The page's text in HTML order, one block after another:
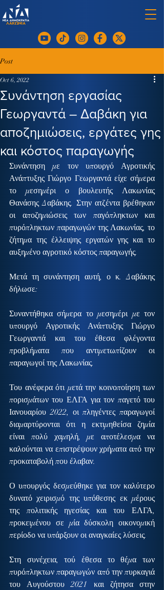
Post
Συνάντηση εργασίας
Γεωργαντά – Δαβάκη για
αποζημιώσεις, εργάτες γης
και κόστος παραγωγής
Oct 6, 2022
Συνάντηση με τον υπουργό Αγροτικής
Ανάπτυξης Γιώργο Γεωργαντά είχε σήμερα
το μεσημέρι ο βουλευτής Λακωνίας
Θανάσης Δαβάκης. Στην ατζέντα βρέθηκαν
οι αποζημιώσεις των παγόπληκτων και
πυρόπληκτων παραγωγών της Λακωνίας, το
ζήτημα της έλλειψης εργατών γης και το
αυξημένο αγροτικό κόστος παραγωγής.
Μετά τη συνάντηση αυτή, ο κ. Δαβάκης
δήλωσε:
Συναντήθηκα σήμερα το μεσημέρι με τον
υπουργό Αγροτικής Ανάπτυξης Γιώργο
Γεωργαντά και του έθεσα φλέγοντα
προβλήματα που αντιμετωπίζουν οι
παραγωγοί της Λακωνίας.
Του ανέφερα ότι μετά την κοινοποίηση των
πορισμάτων του ΕΛΓΑ για τον παγετό του
Ιανουαρίου 2022, οι πληγέντες παραγωγοί
διαμαρτύρονται ότι η εκτιμηθείσα ζημία
είναι πολύ χαμηλή, με αποτέλεσμα να
καλούνται να επιστρέψουν χρήματα από την
προκαταβολή που έλαβαν.
Ο υπουργός δεσμεύθηκε για τον καλύτερο
δυνατό χειρισμό της υπόθεσης εκ μέρους
της πολιτικής ηγεσίας και του ΕΛΓΑ,
προκειμένου σε μία δύσκολη οικονομική
περίοδο να υπάρξουν οι αναγκαίες λύσεις.
Στη συνέχεια, τού έθεσα το θέμα των
πυρόπληκτων παραγωγών από την πυρκαγιά
του Αυγούστου 2021 και ζήτησα στην